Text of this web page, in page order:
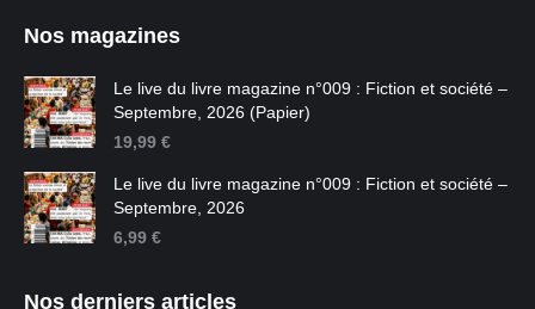
Nos magazines
Le live du livre magazine n°009 : Fiction et société –
Septembre, 2026 (Papier)
19,99 €
Le live du livre magazine n°009 : Fiction et société –
Septembre, 2026
6,99 €
Nos derniers articles